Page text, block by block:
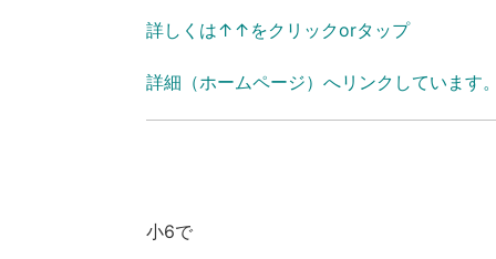
詳しくは↑↑をクリックorタップ
詳細（ホームページ）へリンクしています
小6で